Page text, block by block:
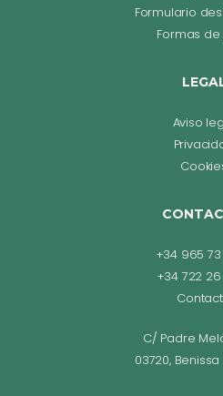
Formulario
Formas
Aviso
+34 965 73
+34 722 26
C/ Padre
03720,